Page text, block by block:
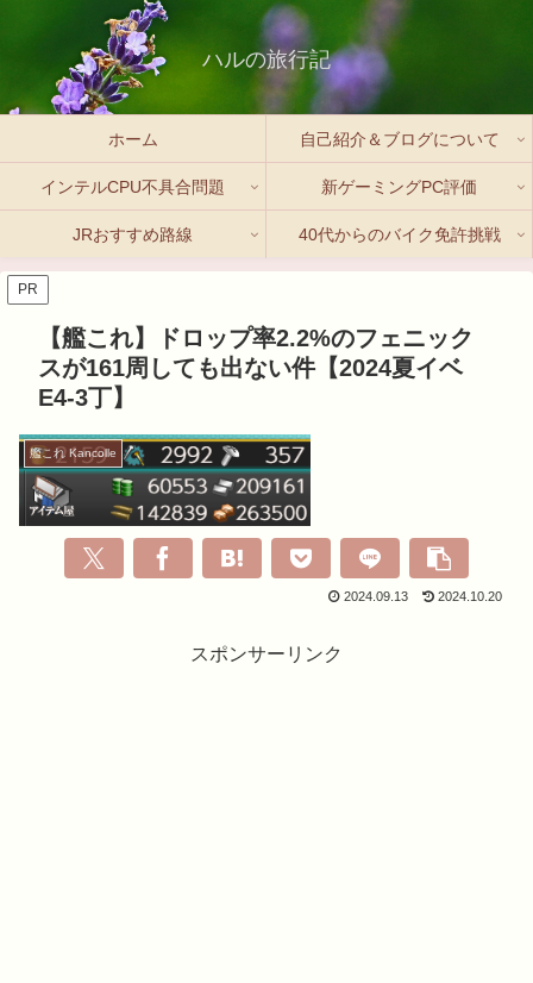
ハルの旅行記
ホーム 自己紹介＆ブログについて
インテルCPU不具合問題 新ゲーミングPC評価
JRおすすめ路線 40代からのバイク免許挑戦
PR
【艦これ】ドロップ率2.2%のフェニック
スが161周しても出ない件【2024夏イベ
E4-3丁】
艦これ Kancolle
2024.09.13 2024.10.20
スポンサーリンク